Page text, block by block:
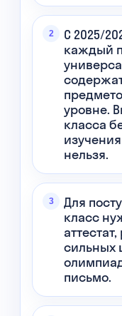
С 2025/
каждый
уровне.
класса
нельзя.
Для
класс
сильных
письмо.